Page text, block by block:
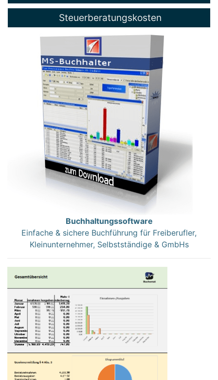
Steuerberatungskosten
Buchhaltungssoftware
Einfache & sichere Buchführung für Freiberufler,
Kleinunternehmer, Selbstständige & GmbHs